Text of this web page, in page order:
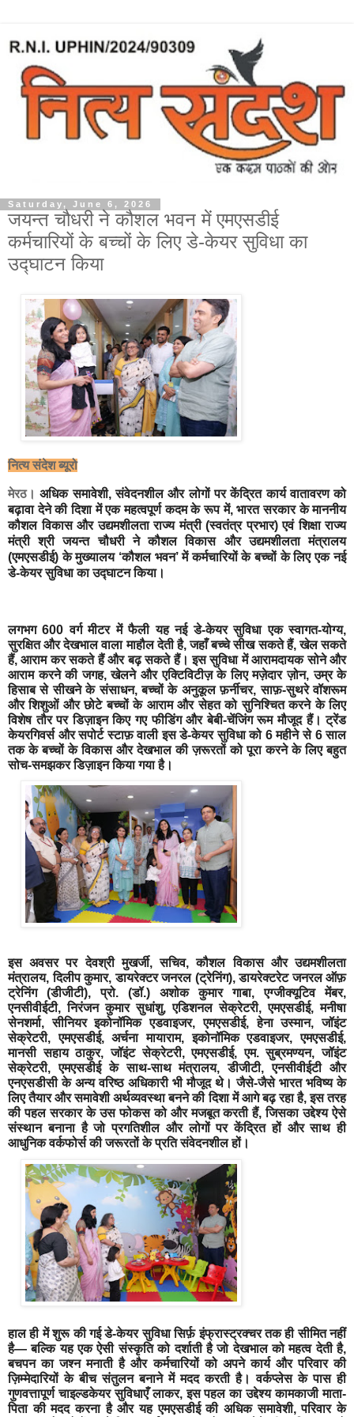
Saturday, June 6, 2026
जयन्त चौधरी ने कौशल भवन में एमएसडीई
कर्मचारियों के बच्चों के लिए डे-केयर सुविधा का
उद्घाटन किया
नित्य संदेश ब्यूरो
मेरठ।अधिक समावेशी,संवेदनशील और लोगों पर केंद्रित कार्य वातावरण को
बढ़ावा देने की दिशा में एक महत्वपूर्ण कदम के रूप में,भारत सरकार के माननीय
कौशल विकास और उद्यमशीलता राज्य मंत्री(स्वतंत्र प्रभार)एवं शिक्षा राज्य
मंत्री
श्री जयन्त चौधरी ने कौशल विकास और उद्यमशीलता
मंत्रालय
(एमएसडीई)के मुख्यालय‘कौशल भवन’में कर्मचारियों के बच्चों के लिए एक नई
डे-केयर सुविधा का उद्घाटन किया।
लगभग600वर्ग मीटर में फैली यह नई डे-केयर सुविधा एक स्वागत-योग्य,
सुरक्षित और देखभाल वाला माहौल देती है,जहाँ बच्चे सीख सकते हैं,खेल सकते
हैं,आराम कर सकते हैं और बढ़ सकते हैं। इस सुविधा में आरामदायक सोने और
आराम करने की जगह,खेलने और एक्टिविटीज़ के लिए मज़ेदार ज़ोन,उम्र के
हिसाब से सीखने के संसाधन,बच्चों के अनुकूल फ़र्नीचर,साफ़-सुथरे वॉशरूम
और शिशुओं और छोटे बच्चों के आराम और सेहत को सुनिश्चित करने के लिए
विशेष तौर पर डिज़ाइन किए गए फीडिंग और बेबी-चेंजिंग रूम मौजूद हैं। ट्रेंड
केयरगिवर्स और सपोर्ट स्टाफ़ वाली इस डे-केयर सुविधा को6महीने से6साल
तक के बच्चों के विकास और देखभाल की ज़रूरतों को पूरा करने के लिए बहुत
सोच-समझकर डिज़ाइन किया गया है।
इस अवसर पर देवश्री मुखर्जी,सचिव,कौशल विकास और उद्यमशीलता
मंत्रालय,दिलीप कुमार,डायरेक्टर जनरल(ट्रेनिंग),डायरेक्टरेट जनरल ऑफ़
ट्रेनिंग(डीजीटी),प्रो. (डॉ.) अशोक कुमार गाबा,एग्जीक्यूटिव मेंबर,
एनसीवीईटी,निरंजन कुमार सुधांशु,एडिशनल सेक्रेटरी,एमएसडीई,मनीषा
सेनशर्मा,सीनियर इकोनॉमिक एडवाइजर,एमएसडीई,हेना उस्मान,जॉइंट
सेक्रेटरी,एमएसडीई,अर्चना मायाराम,इकोनॉमिक एडवाइजर,एमएसडीई,
मानसी सहाय ठाकुर,जॉइंट सेक्रेटरी,एमएसडीई,एम.सुब्रमण्यन,जॉइंट
सेक्रेटरी,एमएसडीई के साथ-साथ मंत्रालय,डीजीटी,एनसीवीईटी और
एनएसडीसी के अन्य वरिष्ठ अधिकारी भी मौजूद थे। जैसे-जैसे भारत भविष्य के
लिए तैयार और समावेशी अर्थव्यवस्था बनने की दिशा में आगे बढ़ रहा है,इस तरह
की पहल सरकार के उस फोकस को और मजबूत करती हैं,जिसका उद्देश्य ऐसे
संस्थान बनाना है जो प्रगतिशील और लोगों पर केंद्रित हों और साथ ही
आधुनिक वर्कफोर्स की जरूरतों के प्रति संवेदनशील हों।
हाल ही में शुरू की गई डे-केयर सुविधा सिर्फ़ इंफ्रास्ट्रक्चर तक ही सीमित नहीं
है—बल्कि यह एक ऐसी संस्कृति को दर्शाती है जो देखभाल को महत्व देती है,
बचपन का जश्न मनाती है और कर्मचारियों को अपने कार्य और परिवार की
ज़िम्मेदारियों के बीच संतुलन बनाने में मदद करती है। वर्कप्लेस के पास ही
गुणवत्तापूर्ण चाइल्डकेयर सुविधाएँ लाकर,इस पहल का उद्देश्य कामकाजी माता-
पिता की मदद करना है और यह एमएसडीई की अधिक समावेशी,परिवार के